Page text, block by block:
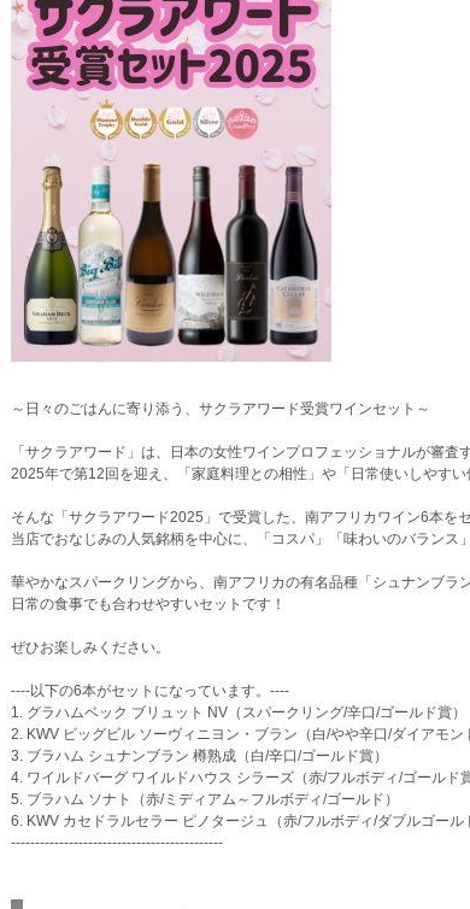
～日々のごはんに寄り添う、サクラアワード受賞ワインセット～
「サクラアワード」は、日本の女性ワインプロフェッショナルが審査
2025年で第12回を迎え、「家庭料理との相性」や「日常使いしやす
そんな「サクラアワード2025」で受賞した、南アフリカワイン6本を
当店でおなじみの人気銘柄を中心に、「コスパ」「味わいのバランス
華やかなスパークリングから、南アフリカの有名品種「シュナンブラ
日常の食事でも合わせやすいセットです！
ぜひお楽しみください。
----以下の6本がセットになっています。----
1. グラハムベック ブリュット NV（スパークリング/辛口/ゴールド賞）
2. KWV ビッグビル ソーヴィニヨン・ブラン（白/やや辛口/ダイアモン
3. ブラハム シュナンブラン 樽熟成（白/辛口/ゴールド賞）
4. ワイルドバーグ ワイルドハウス シラーズ（赤/フルボディ/ゴールド賞
5. ブラハム ソナト（赤/ミディアム～フルボディ/ゴールド）
6. KWV カセドラルセラー ピノタージュ（赤/フルボディ/ダブルゴール
--------------------------------------------